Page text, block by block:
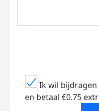
Ik wil
en betaal €0.75